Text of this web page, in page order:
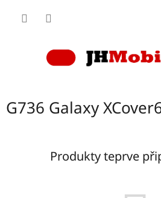
G736 Galaxy
Produkty teprve